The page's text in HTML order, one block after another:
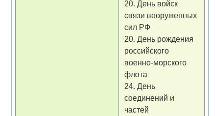
20. День войск
связи вооруженных
сил РФ
20. День рождения
российского
военно-морского
флота
24. День
соединений и
частей